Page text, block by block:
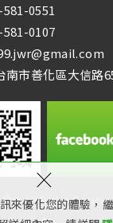
來優化您的體驗，
×
0551
581-0107
南市善化區大信路
台 All Rights